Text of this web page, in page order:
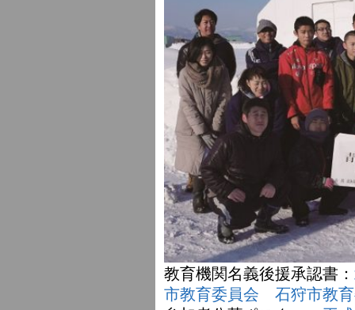
教育機関名義後援承認書：
市教育委員会
石狩市教